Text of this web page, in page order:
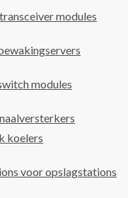
modules
modules
koelers
voor opslagstations